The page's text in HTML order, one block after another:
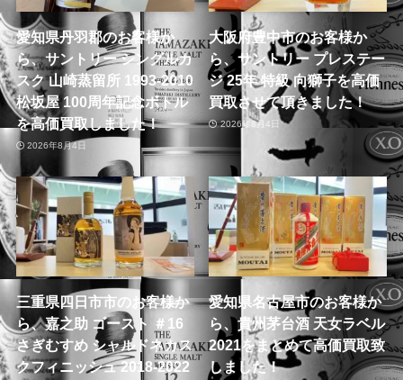
愛知県丹羽郡のお客様か
ら、サントリー シングルカ
スク 山崎蒸留所 1993-2010
松坂屋 100周年記念ボトル
を高価買取しました！
2026年8月4日
大阪府豊中市のお客様か
ら、サントリー プレステー
ジ 25年 特級 向獅子を高価
買取させて頂きました！
2026年8月4日
三重県四日市市のお客様か
ら、嘉之助 ゴースト ＃16
さぎむすめ シャルドネカス
クフィニッシュ 2018-2022
愛知県名古屋市のお客様か
ら、貴州茅台酒 天女ラベル
2021をまとめて高価買取致
しました！